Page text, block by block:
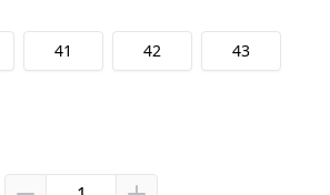
41 42 43